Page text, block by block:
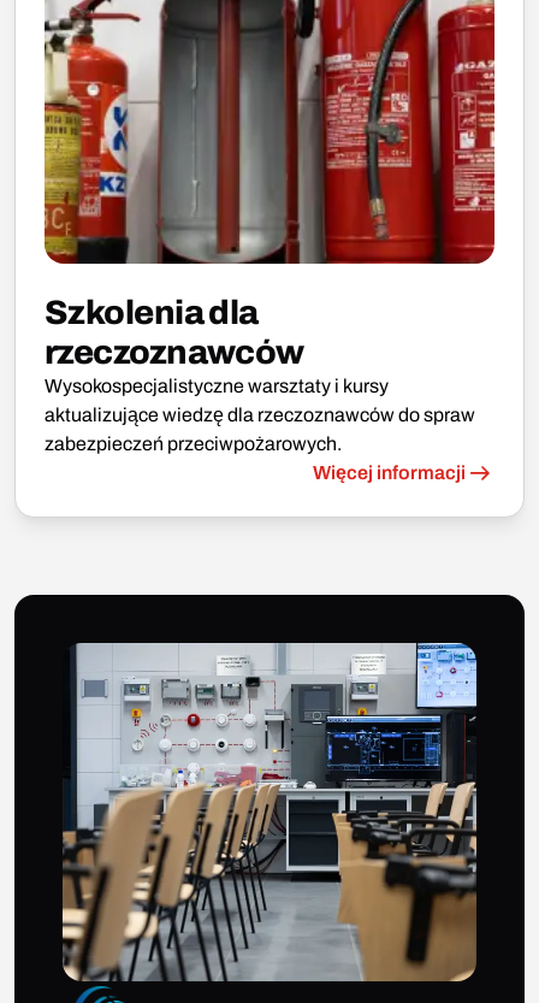
Szkolenia dla
rzeczoznawców
Wysokospecjalistyczne warsztaty i kursy
aktualizujące wiedzę dla rzeczoznawców do spraw
zabezpieczeń przeciwpożarowych.
Więcej informacji